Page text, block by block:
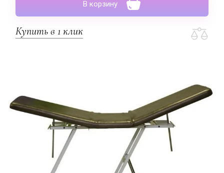
В корзину
Купить в 1 клик